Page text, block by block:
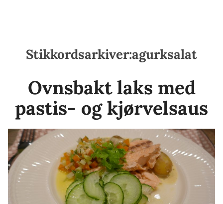
Stikkordsarkiver:agurksalat
Ovnsbakt laks med
pastis- og kjørvelsaus